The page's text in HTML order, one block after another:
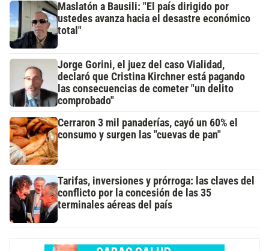
Maslatón a Bausili: "El país dirigido por
ustedes avanza hacia el desastre económico
total"
Jorge Gorini, el juez del caso Vialidad,
declaró que Cristina Kirchner está pagando
las consecuencias de cometer "un delito
comprobado"
Cerraron 3 mil panaderías, cayó un 60% el
consumo y surgen las "cuevas de pan"
Tarifas, inversiones y prórroga: las claves del
conflicto por la concesión de las 35
terminales aéreas del país